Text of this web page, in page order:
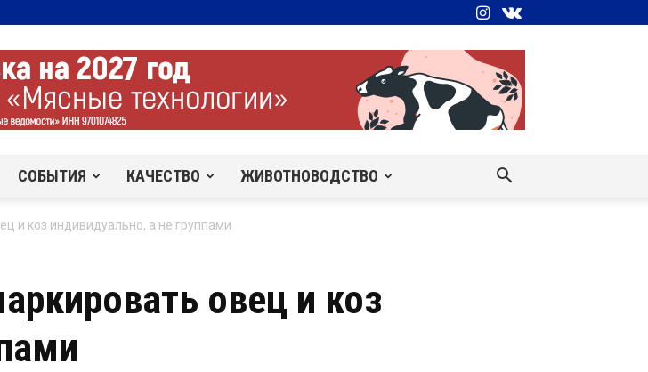
СОБЫТИЯ КАЧЕСТВО ЖИВОТНОВОДСТВО
и коз индивидуально, а не группами
овец и коз